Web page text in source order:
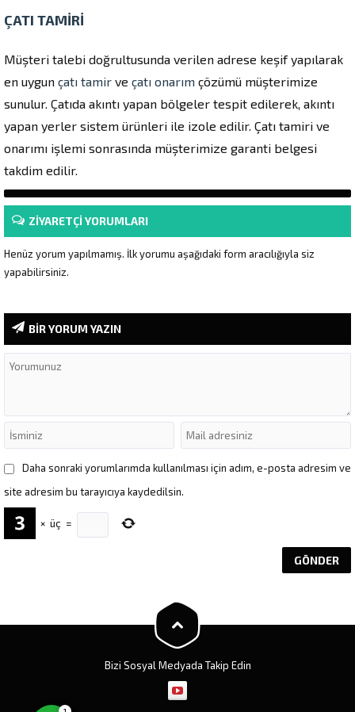
ÇATI TAMİRİ
Müşteri talebi doğrultusunda verilen adrese keşif yapılarak
en uygun çatı tamir ve çatı onarım çözümü müşterimize
sunulur. Çatıda akıntı yapan bölgeler tespit edilerek, akıntı
yapan yerler sistem ürünleri ile izole edilir. Çatı tamiri ve
onarımı işlemi sonrasında müşterimize garanti belgesi
takdim edilir.
ZİYARETÇİ YORUMLARI
Henüz yorum yapılmamış. İlk yorumu aşağıdaki form aracılığıyla siz
yapabilirsiniz.
BİR YORUM YAZIN
Daha sonraki yorumlarımda kullanılması için adım, e-posta adresim ve
site adresim bu tarayıcıya kaydedilsin.
× üç =
Bizi Sosyal Medyada Takip Edin
Cevap Yaz